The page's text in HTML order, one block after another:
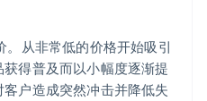
。从非常低的价格开始吸引
得普及而以小幅度逐渐提
户造成突然冲击并降低失